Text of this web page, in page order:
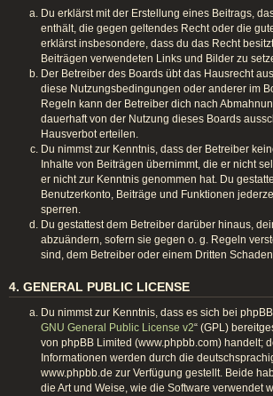
Du erklärst mit der Erstellung eines Beitrags,
enthält, die gegen geltendes Recht oder die
erklärst insbesondere, dass du das Recht
Beiträgen verwendeten Links und Bilder zu
Der Betreiber des Boards übt das Hausrecht
diese Nutzungsbedingungen oder anderer im
Regeln kann der Betreiber dich nach
dauerhaft von der Nutzung dieses Boards
Hausverbot erteilen.
Du nimmst zur Kenntnis, dass der Betreiber
Inhalte von Beiträgen übernimmt, die er nicht
er nicht zur Kenntnis genommen hat. Du
Benutzerkonto, Beiträge und Funktionen
sperren.
Du gestattest dem Betreiber darüber hinaus,
abzuändern, sofern sie gegen o. g. Regeln
sind, dem Betreiber oder einem Dritten
4. GENERAL PUBLIC LICENSE
Du nimmst zur Kenntnis, dass es sich bei
GNU General Public License v2“ (GPL)
von phpBB Limited (www.phpbb.com) handelt;
Informationen werden durch die
www.phpbb.de zur Verfügung gestellt. Beide
die Art und Weise, wie die Software verwendet